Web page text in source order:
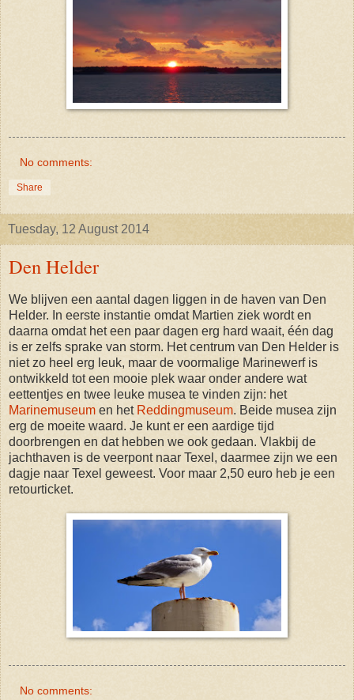
No comments:
Share
Tuesday, 12 August 2014
Den Helder
We blijven een aantal dagen liggen in de haven van Den
Helder. In eerste instantie omdat Martien ziek wordt en
daarna omdat het een paar dagen erg hard waait, één dag
is er zelfs sprake van storm. Het centrum van Den Helder is
niet zo heel erg leuk, maar de voormalige Marinewerf is
ontwikkeld tot een mooie plek waar onder andere wat
eettentjes en twee leuke musea te vinden zijn: het
Marinemuseum en het Reddingmuseum. Beide musea zijn
erg de moeite waard. Je kunt er een aardige tijd
doorbrengen en dat hebben we ook gedaan. Vlakbij de
jachthaven is de veerpont naar Texel, daarmee zijn we een
dagje naar Texel geweest. Voor maar 2,50 euro heb je een
retourticket.
No comments: